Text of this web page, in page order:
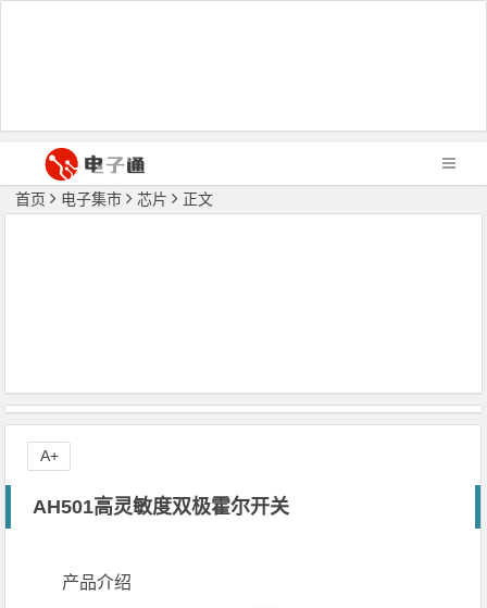
首页 电子集市 芯片 正文
AH501高灵敏度双极霍尔开关
产品介绍
A+